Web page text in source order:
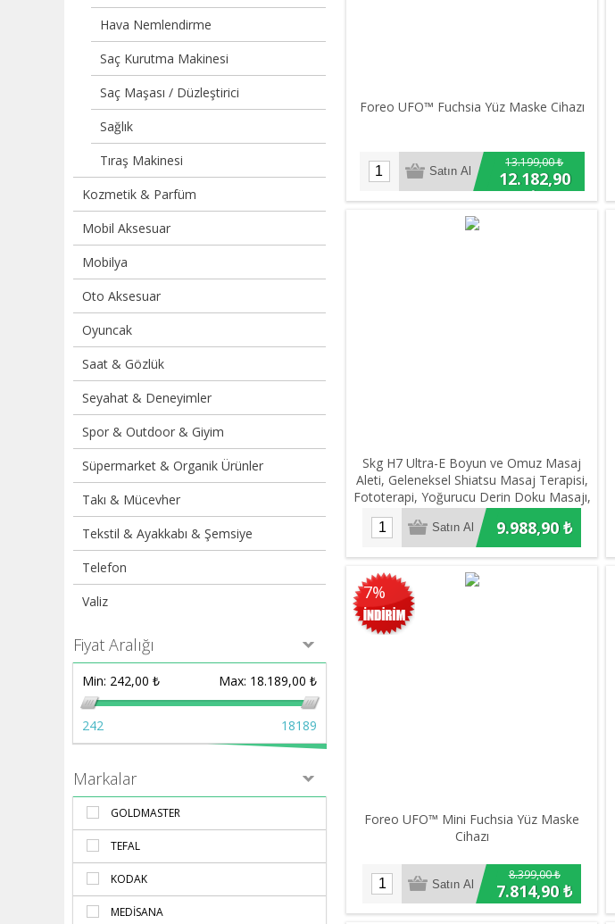
Hava Nemlendirme
Saç Kurutma Makinesi
Saç Maşası / Düzleştirici
Sağlık
Tıraş Makinesi
Kozmetik & Parfüm
Mobil Aksesuar
Mobilya
Oto Aksesuar
Oyuncak
Saat & Gözlük
Seyahat & Deneyimler
Spor & Outdoor & Giyim
Süpermarket & Organik Ürünler
Takı & Mücevher
Tekstil & Ayakkabı & Şemsiye
Telefon
Valiz
Fiyat Aralığı
Min: 242,00 ₺ Max: 18.189,00 ₺
242 18189
Markalar
GOLDMASTER
TEFAL
KODAK
MEDISANA
Foreo UFO™ Fuchsia Yüz Maske Cihazı
13.199,00 ₺
12.182,90
₺
Skg H7 Ultra-E Boyun ve Omuz Masaj
Aleti, Geleneksel Shiatsu Masaj Terapisi,
Fototerapi, Yoğurucu Derin Doku Masajı,
Insan Elini Simüle Eden Yoğurma
Hissiyatı, 4 Termoterapi-Isıtma
9.988,90 ₺
7%
Foreo UFO™ Mini Fuchsia Yüz Maske
Cihazı
8.399,00 ₺
7.814,90 ₺